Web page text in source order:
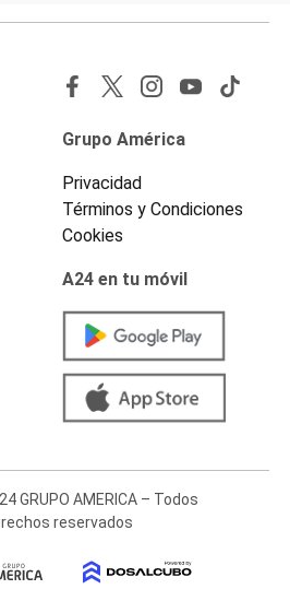
Grupo América
Privacidad
Términos y Condiciones
Cookies
A24 en tu móvil
GRUPO AMERICA – Todos
reservados